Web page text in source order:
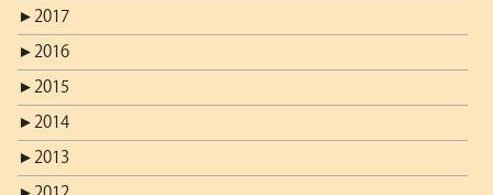
► 2017
► 2016
► 2015
► 2014
► 2013